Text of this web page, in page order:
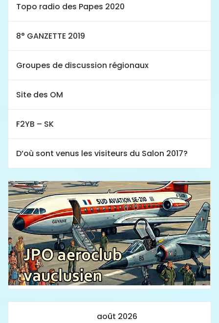
Topo radio des Papes 2020
8° GANZETTE 2019
Groupes de discussion régionaux
Site des OM
F2YB – SK
D’où sont venus les visiteurs du Salon 2017?
août 2026